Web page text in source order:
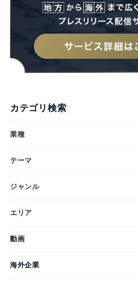
カテゴリ検索
業種
テーマ
ジャンル
エリア
動画
海外企業